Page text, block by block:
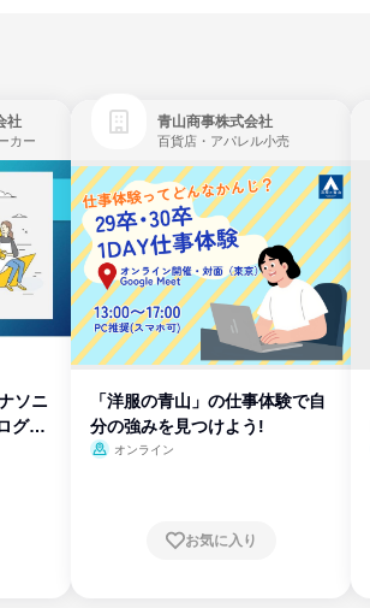
社
カー
ソニ
グラ
青山商事株式会社
百貨店・アパレル小売
「洋服の青山」の仕事体験で自
分の強みを見つけよう!
オンライン
お気に入り